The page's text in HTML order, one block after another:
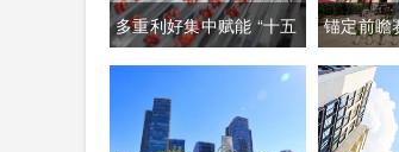
多重利好集中赋能 “十五
五”生物制造迈入万亿级
黄金发展周期
锚定前瞻
系统培育
来产业